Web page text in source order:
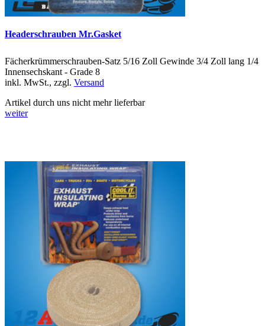
Headerschrauben Mr.Gasket
Fächerkrümmerschrauben-Satz 5/16 Zoll Gewinde 3/4 Zoll lang 1/4
Innensechskant - Grade 8
inkl. MwSt., zzgl. Versand
Artikel durch uns nicht mehr lieferbar
weiter